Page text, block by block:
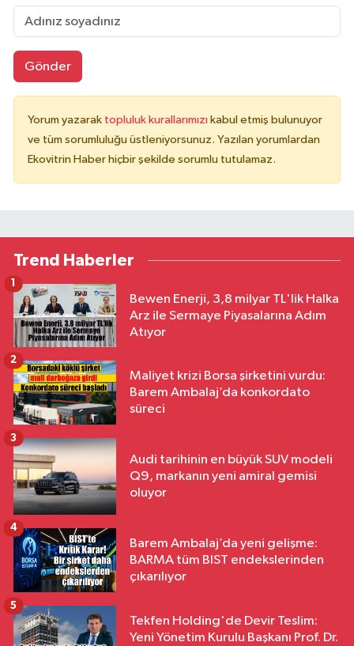
Gönder
Yorum yazarak topluluk kurallarımızı kabul etmiş bulunuyor
ve tüm sorumluluğu üstleniyorsunuz. Yazılan yorumlardan
Ekovitrin Haber hiçbir şekilde sorumlu tutulamaz.
Trend Haberler
Bewen Enerji, 3,8 milyar TL'lik Halka
Arz ile Sermaye Piyasalarına Adım
Atıyor
1
Maliyet krizi Borsa şirketini vurdu:
Barem Ambalaj’da konkordato
süreci
2
Audi tarihinin en büyük SUV modeli
Q9, markanın yeni amiral gemisi
oluyor
3
Barem Ambalaj’da yeni gelişme:
BARMA tüm BIST endekslerinden
çıkarılıyor
4
Tekfen Holding'de Devir Teslim:
Yeni Yönetim Kurulu Başkanı Prof. Dr.
5